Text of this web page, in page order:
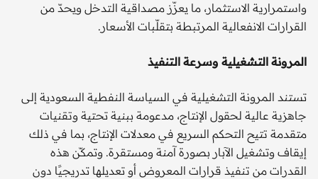
واستمرارية الاستثمار، ما يعزّز مصداقية التدخل ويحدّ من
القرارات الانفعالية المرتبطة بتقلّبات الأسعار.
المرونة التشغيلية وسرعة التنفيذ
تستند المرونة التشغيلية في السياسة النفطية السعودية إلى
جاهزية عالية لحقول الإنتاج، مدعومة ببنية تحتية وتقنيات
متقدمة تتيح التحكم السريع في معدلات الإنتاج، بما في ذلك
إيقاف وتشغيل الآبار بصورة آمنة ومستقرة. وتمكّن هذه
القدرات من تنفيذ قرارات المعروض أو تعديلها تدريجيًا دون